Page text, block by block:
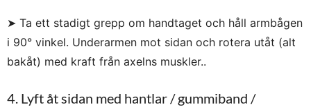
➤ Ta ett stadigt grepp om handtaget och håll armbågen
i 90° vinkel. Underarmen mot sidan och rotera utåt (alt
bakåt) med kraft från axelns muskler..
4. Lyft åt sidan med hantlar / gummiband /